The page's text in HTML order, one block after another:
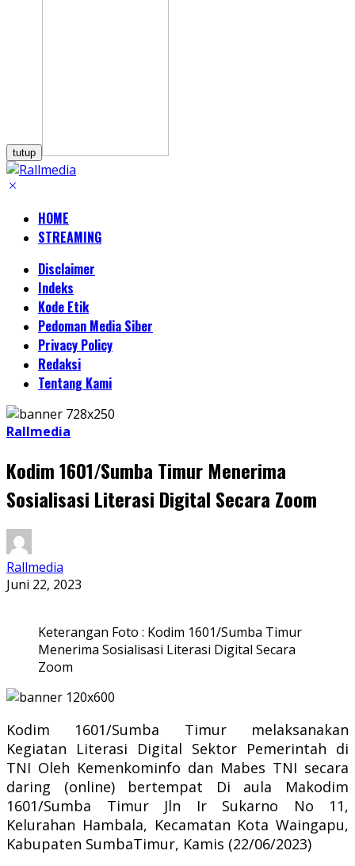
tutup
HOME
STREAMING
Disclaimer
Indeks
Kode Etik
Pedoman Media Siber
Privacy Policy
Redaksi
Tentang Kami
Rallmedia
Kodim 1601/Sumba Timur Menerima
Sosialisasi Literasi Digital Secara Zoom
Rallmedia
Juni 22, 2023
Keterangan Foto : Kodim 1601/Sumba Timur
Menerima Sosialisasi Literasi Digital Secara
Zoom
Kodim 1601/Sumba Timur melaksanakan
Kegiatan Literasi Digital Sektor Pemerintah di
TNI Oleh Kemenkominfo dan Mabes TNI secara
daring (online) bertempat Di aula Makodim
1601/Sumba Timur Jln Ir Sukarno No 11,
Kelurahan Hambala, Kecamatan Kota Waingapu,
Kabupaten SumbaTimur, Kamis (22/06/2023)